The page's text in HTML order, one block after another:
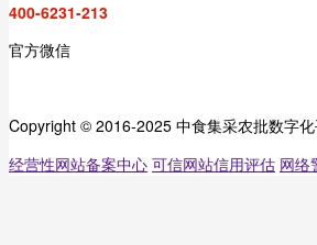
400-6231-213
官方微信
Copyright © 2016-2025 中食集采农批数字
经营性网站备案中心 可信网站信用评估 网络